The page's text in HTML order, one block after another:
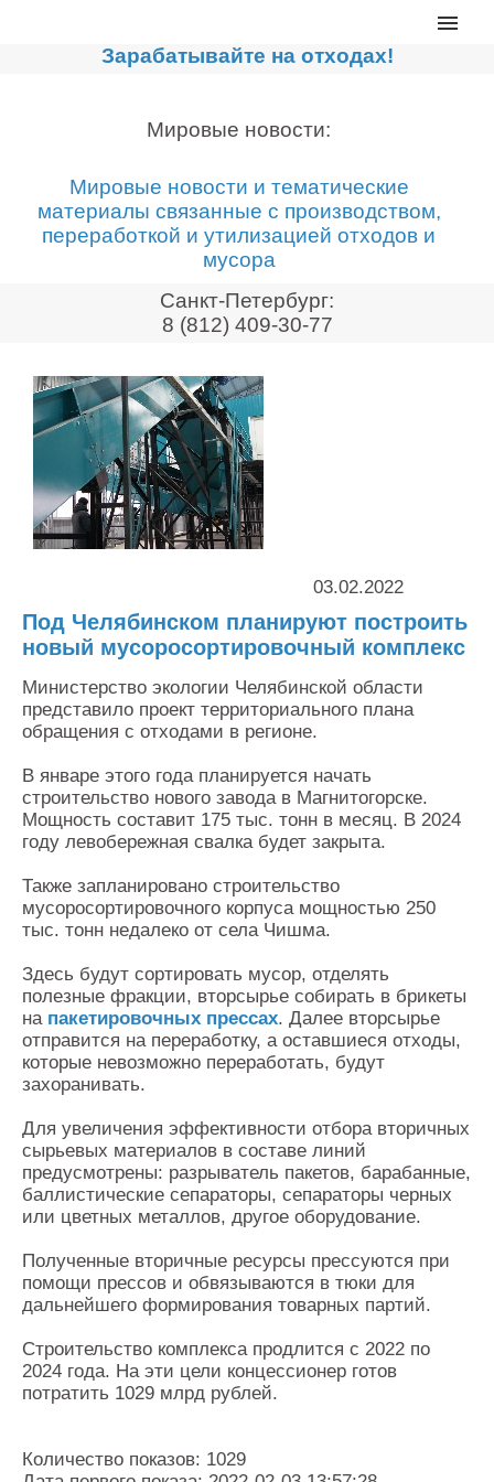
Главная
Сортировочные линии
Дробильное оборудование
Компакторы, контейнеры
Реализованные проекты
Видео
Новости компании
Мировые новости
О нас
Контакты
Оставить заявку
Зарабатывайте на отходах!
Мировые новости:
Мировые новости и тематические
материалы связанные с производством,
переработкой и утилизацией отходов и
мусора
Санкт-Петербург:
8 (812) 409-30-77
03.02.2022
Под Челябинском планируют построить
новый мусоросортировочный комплекс
Министерство экологии Челябинской области
представило проект территориального плана
обращения с отходами в регионе.
В январе этого года планируется начать
строительство нового завода в Магнитогорске.
Мощность составит 175 тыс. тонн в месяц. В 2024
году левобережная свалка будет закрыта.
Также запланировано строительство
мусоросортировочного корпуса мощностью 250
тыс. тонн недалеко от села Чишма.
Здесь будут сортировать мусор, отделять
полезные фракции, вторсырье собирать в брикеты
на пакетировочных прессах. Далее вторсырье
отправится на переработку, а оставшиеся отходы,
которые невозможно переработать, будут
захоранивать.
Для увеличения эффективности отбора вторичных
сырьевых материалов в составе линий
предусмотрены: разрыватель пакетов, барабанные,
баллистические сепараторы, сепараторы черных
или цветных металлов, другое оборудование.
Полученные вторичные ресурсы прессуются при
помощи прессов и обвязываются в тюки для
дальнейшего формирования товарных партий.
Строительство комплекса продлится с 2022 по
2024 года. На эти цели концессионер готов
потратить 1029 млрд рублей.
Количество показов: 1029